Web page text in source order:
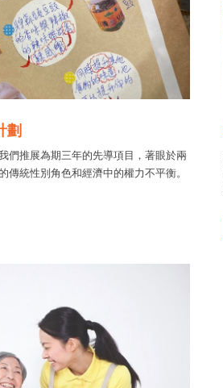
劃
們推展為期三年的先導項目，著眼於兩
統性別角色和經濟中的權力不平衡。